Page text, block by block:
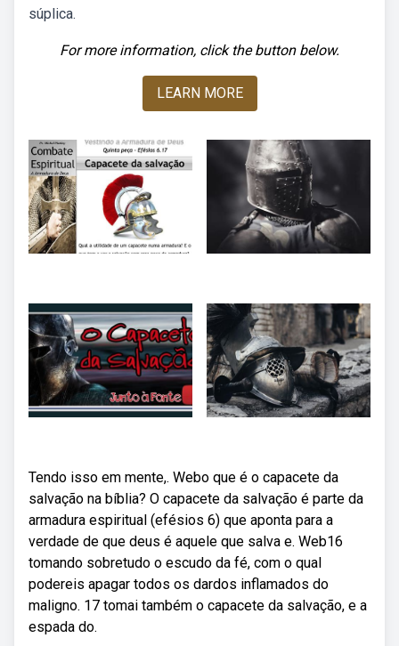
súplica.
For more information, click the button below.
LEARN MORE
Tendo isso em mente,. Webo que é o capacete da
salvação na bíblia? O capacete da salvação é parte da
armadura espiritual (efésios 6) que aponta para a
verdade de que deus é aquele que salva e. Web16
tomando sobretudo o escudo da fé, com o qual
podereis apagar todos os dardos inflamados do
maligno. 17 tomai também o capacete da salvação, e a
espada do.